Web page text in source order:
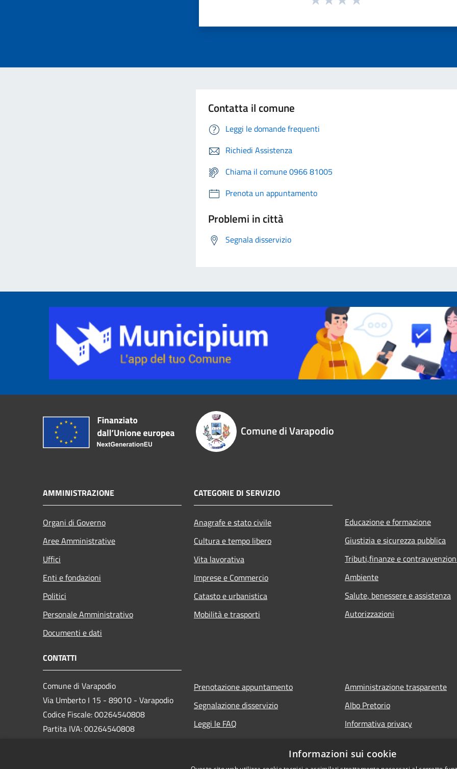
Contatta il comune
Leggi le domande frequenti
Richiedi Assistenza
Chiama il comune 0966 81005
Prenota un appuntamento
Problemi in città
Segnala disservizio
Comune di Varapodio
AMMINISTRAZIONE
Organi di Governo
Aree Amministrative
Uffici
Enti e fondazioni
Politici
Personale Amministrativo
Documenti e dati
CATEGORIE DI SERVIZIO
Anagrafe e stato civile
Cultura e tempo libero
Vita lavorativa
Imprese e Commercio
Catasto e urbanistica
Mobilità e trasporti
Educazione e formazione
Giustizia e sicurezza pubblica
Tributi,finanze e
Ambiente
Salute, benessere e assistenza
Autorizzazioni
CONTATTI
Comune di Varapodio
Via Umberto I 15 - 89010 - Varapodio
Codice Fiscale: 00264540808
Partita IVA: 00264540808
Prenotazione appuntamento
Segnalazione disservizio
Leggi le FAQ
Amministrazione trasparente
Albo Pretorio
Informativa privacy
Dichiarazione di accessibilità
Informazioni sui cookie